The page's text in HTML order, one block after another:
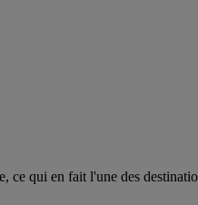
ce qui en fait l'une des